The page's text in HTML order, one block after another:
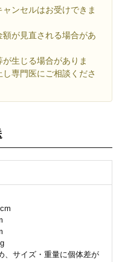
ンセルはお受けできま
が見直される場合があ
生じる場合がありま
専門医にご相談くださ
、サイズ・重量に個体差が